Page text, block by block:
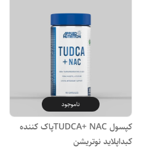
ناموجود
کپسول TUDCA+ NACپاک کننده
کبداپلاید نوتریشن